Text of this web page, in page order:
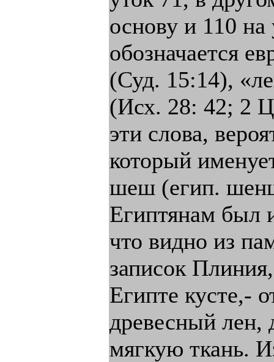
основу и 110 на
обозначается
(Суд. 15:14),
(Исх. 28: 42; 2
эти слова,
который
шеш (егип.
Египтянам был
что видно из
записок
Египте кусте,-
древесный
мягкую ткань.